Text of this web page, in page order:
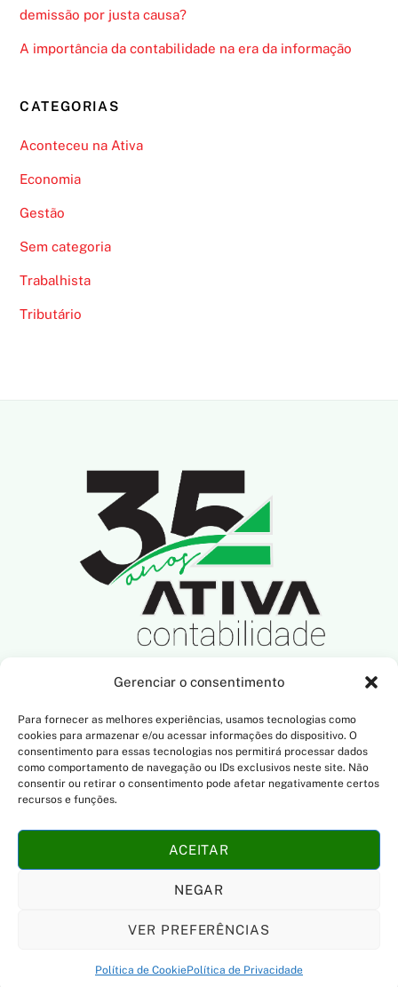
Gerenciar o consentimento
Para fornecer as melhores experiências, usamos tecnologias como
cookies para armazenar e/ou acessar informações do dispositivo. O
consentimento para essas tecnologias nos permitirá processar dados
como comportamento de navegação ou IDs exclusivos neste site. Não
consentir ou retirar o consentimento pode afetar negativamente certos
recursos e funções.
ACEITAR
NEGAR
VER PREFERÊNCIAS
Política de CookiePolítica de Privacidade
demissão por justa causa?
A importância da contabilidade na era da informação
CATEGORIAS
Aconteceu na Ativa
Economia
Gestão
Sem categoria
Trabalhista
Tributário
NOSSO ENDEREÇO
R. Dona Francisca, 801
Desenvolvido por TWC Comunicação